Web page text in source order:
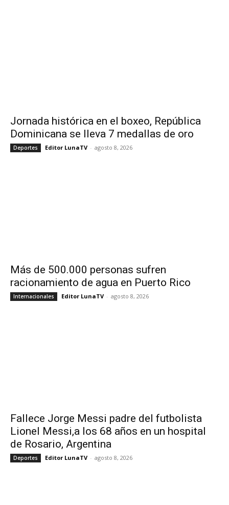
Jornada histórica en el boxeo, República
Dominicana se lleva 7 medallas de oro
Deportes Editor LunaTV - agosto 8, 2026
Más de 500.000 personas sufren
racionamiento de agua en Puerto Rico
Internacionales Editor LunaTV - agosto 8, 2026
Fallece Jorge Messi padre del futbolista
Lionel Messi,a los 68 años en un hospital
de Rosario, Argentina
Deportes Editor LunaTV - agosto 8, 2026